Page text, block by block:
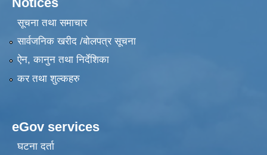
सूचना तथा समाचार
सार्वजनिक खरीद /बोलपत्र सूचना
ऐन, कानुन तथा निर्देशिका
कर तथा शुल्कहरु
eGov services
घटना दर्ता